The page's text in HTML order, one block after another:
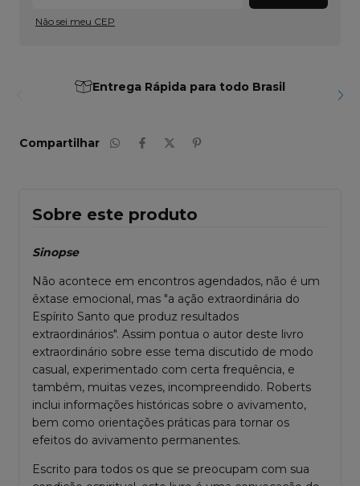
Não sei meu CEP
para todo Brasil
com
Compartilhar
Sobre este produto
Sinopse
Não acontece em encontros agendados, não é um
êxtase emocional, mas "a ação extraordinária do
Espírito Santo que produz resultados
extraordinários". Assim pontua o autor deste livro
extraordinário sobre esse tema discutido de modo
casual, experimentado com certa frequência, e
também, muitas vezes, incompreendido. Roberts
inclui informações históricas sobre o avivamento,
bem como orientações práticas para tornar os
efeitos do avivamento permanentes.
Escrito para todos os que se preocupam com sua